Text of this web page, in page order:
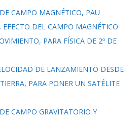
CAMPO MAGNÉTICO, PAU
EFECTO DEL CAMPO MAGNÉTICO
PARA FÍSICA DE 2º DE
DE LANZAMIENTO DESDE
PARA PONER UN SATÉLITE
CAMPO GRAVITATORIO Y